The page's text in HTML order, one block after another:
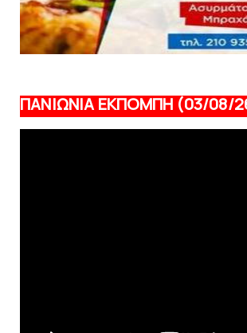
ΠΑΝΙΩΝΙΑ ΕΚΠΟΜΠΗ (03/08/